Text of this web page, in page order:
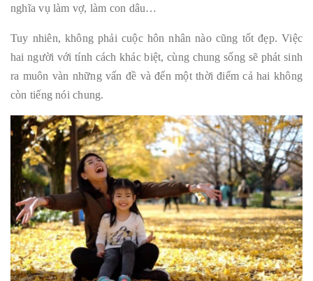
nghĩa vụ làm vợ, làm con dâu…
Tuy nhiên, không phải cuộc hôn nhân nào cũng tốt đẹp. Việc
hai người với tính cách khác biệt, cùng chung sống sẽ phát sinh
ra muôn vàn những vấn đề và đến một thời điểm cả hai không
còn tiếng nói chung.